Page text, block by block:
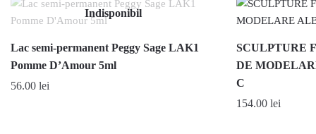
Indisponibil
Lac semi-permanent Peggy Sage LAK1
Pomme D’Amour 5ml
56.00 lei
SCULPTURE
DE
C
154.00 lei